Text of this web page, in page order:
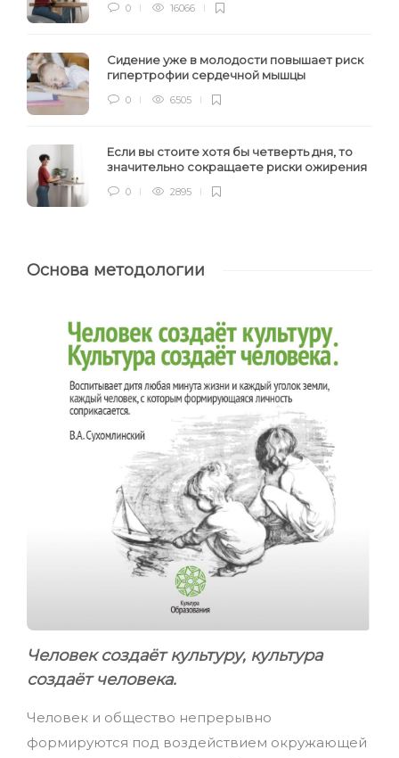
0 16066
Сидение уже в молодости повышает риск
гипертрофии сердечной мышцы
0 6505
Если вы стоите хотя бы четверть дня, то
значительно сокращаете риски ожирения
0 2895
Основа методологии
Человек создаёт культуру, культура
создаёт человека.
Человек и общество непрерывно
формируются под воздействием окружающей